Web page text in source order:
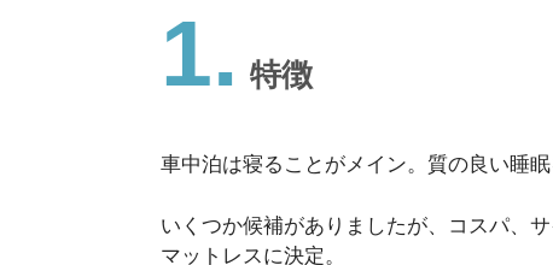
1. 特徴
車中泊は寝ることがメイン。質の良い睡
いくつか候補がありましたが、コスパ、
マットレスに決定。